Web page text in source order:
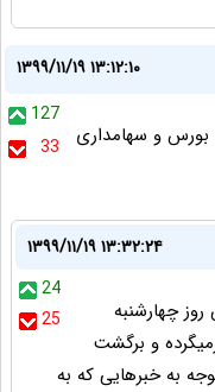
۱۳۹۹/۱۱/۱۹ ۱۳:۱۲:۱۰
127
33
بورس و سهامداری
۱۳۹۹/۱۱/۱۹ ۱۳:۳۲:۲۴
24
25
چهارشنبه
نوشتم شاخص روی 1130 برمیگرده و برگشت
به خبرهایی که به